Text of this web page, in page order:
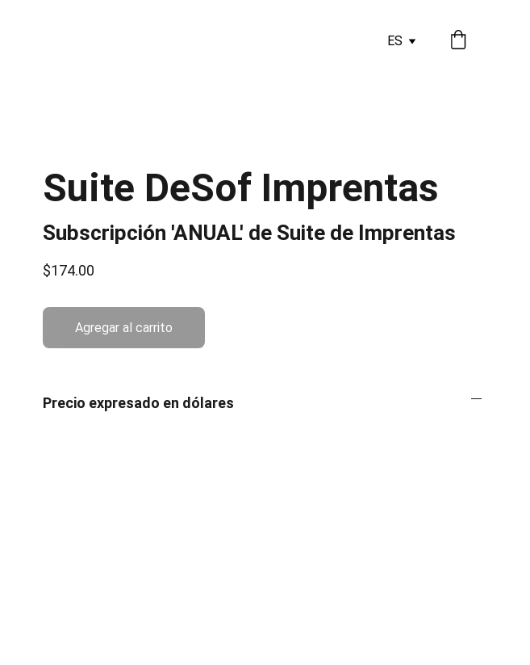
ES
Suite DeSof Imprentas
Subscripción 'ANUAL' de Suite de Imprentas
$174.00
Agregar al carrito
Precio expresado en dólares